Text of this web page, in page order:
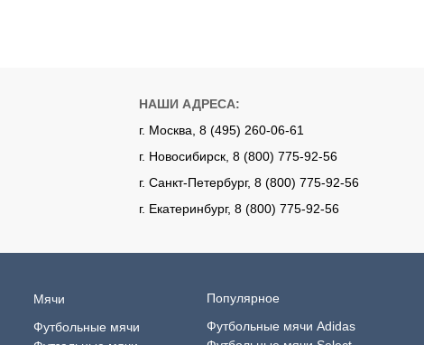
НАШИ АДРЕСА:
г. Москва, 8 (495) 260-06-61
г. Новосибирск, 8 (800) 775-92-56
г. Санкт-Петербург, 8 (800) 775-92-56
г. Екатеринбург, 8 (800) 775-92-56
Мячи
Футбольные мячи
Популярное
Футбольные мячи Adidas